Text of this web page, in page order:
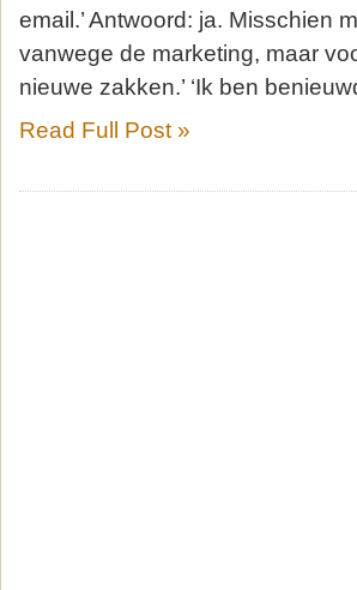
email.’ Antwoord: ja. Misschien
vanwege de marketing, maar
nieuwe zakken.’ ‘Ik ben
Read Full Post »